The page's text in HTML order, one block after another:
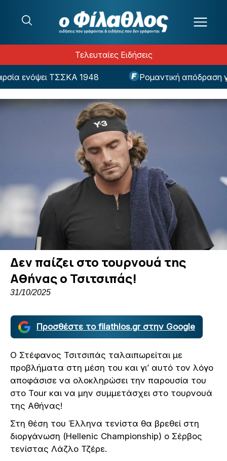
Τελευταίες Ειδήσεις
ενόψει ΤΣΣΚΑ 1948 Ρομαντική απόδραση
Δεν παίζει στο τουρνουά της
Αθήνας ο Τσιτσιπάς!
31/10/2025
Προσθέστε το filathlos.gr στην Google
Ο Στέφανος Τσιτσιπάς ταλαιπωρείται με
προβλήματα στη μέση του και γι’ αυτό τον λόγο
αποφάσισε να ολοκληρώσει την παρουσία του
στο Tour και να μην συμμετάσχει στο τουρνουά
της Αθήνας!
Στη θέση του Έλληνα τενίστα θα βρεθεί στη
διοργάνωση (Hellenic Championship) ο Σέρβος
τενίστας Λάζλο Τζέρε.